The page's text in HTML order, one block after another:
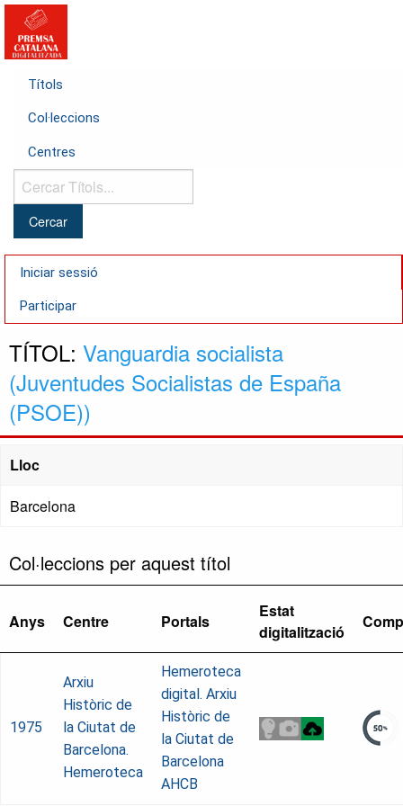
Títols
Col·leccions
Centres
Cercar
Títols...
Iniciar sessió
Participar
TÍTOL: Vanguardia socialista
(Juventudes Socialistas de España
(PSOE))
Lloc
Barcelona
Col·leccions per aquest títol
Anys Centre Portals
Estat
digitalització
1975
Arxiu
Històric de
la Ciutat de
Barcelona.
Hemeroteca
Hemeroteca
digital. Arxiu
Històric de
la Ciutat de
Barcelona
AHCB